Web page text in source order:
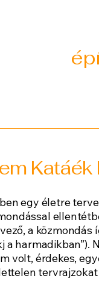
egy életre
a közmondás
a
volt, érdekes,